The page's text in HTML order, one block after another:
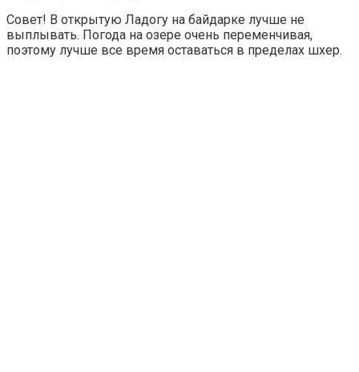
Совет! В открытую Ладогу на байдарке лучше не
выплывать. Погода на озере очень переменчивая,
поэтому лучше все время оставаться в пределах шхер.